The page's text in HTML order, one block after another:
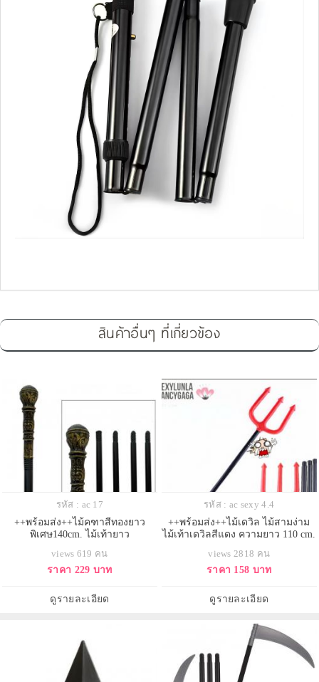
สินค้าอื่นๆ ที่เกี่ยวข้อง
รหัส : ac 17
++พร้อมส่ง++ไม้คฑาสีทองยาว
พิเศษ140cm. ไม้เท้ายาว
views 619 คน
ราคา 229 บาท
ดูรายละเอียด
รหัส : ac sexy 4.4
++พร้อมส่ง++ไม้เดวิล ไม้สามง่าม
ไม้เท้าเดวิลสีแดง ความยาว 110 cm.
views 2818 คน
ราคา 158 บาท
ดูรายละเอียด